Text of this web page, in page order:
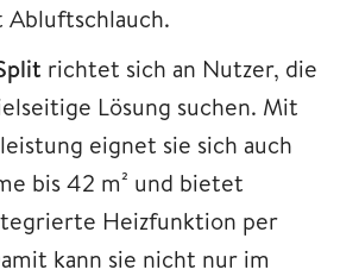
Abluftschlauch.
richtet sich an Nutzer, die
Lösung suchen. Mit
eignet sie sich auch
bis 42 m² und bietet
Heizfunktion per
kann sie nicht nur im